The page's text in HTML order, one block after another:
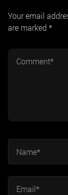
Your email
are marked *